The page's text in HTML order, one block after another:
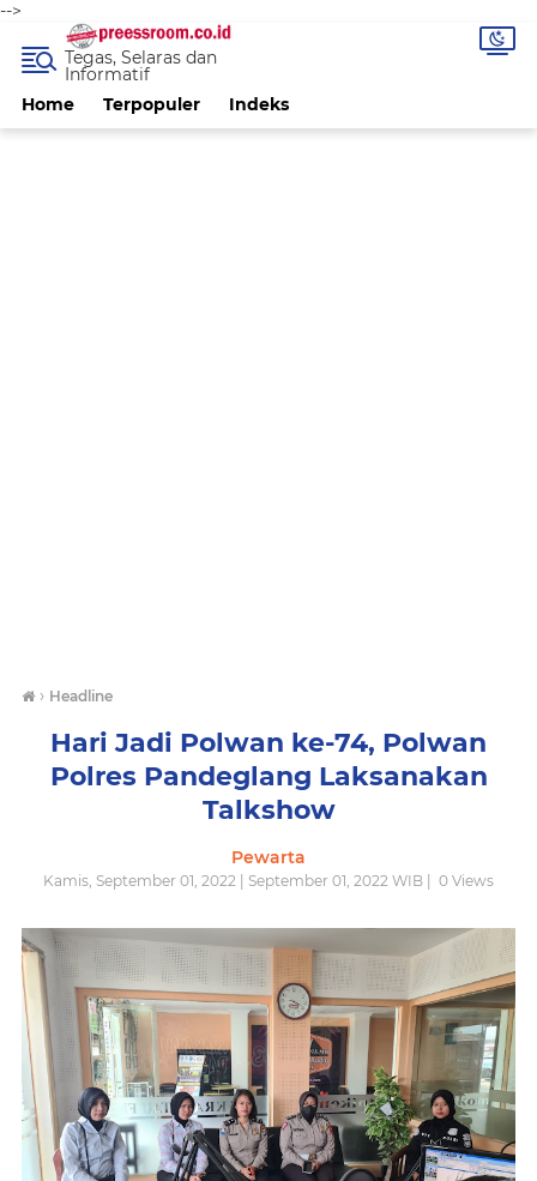
-->
Home Terpopuler Indeks
Tegas, Selaras dan
Informatif
› Headline
Hari Jadi Polwan ke-74, Polwan
Polres Pandeglang Laksanakan
Talkshow
Pewarta
Kamis, September 01, 2022 | September 01, 2022 WIB | 0 Views